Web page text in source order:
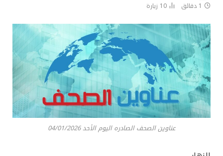
1 دقائق
10 زيارة
عناوين الصحف الصادره اليوم الأحد 04/01/2026